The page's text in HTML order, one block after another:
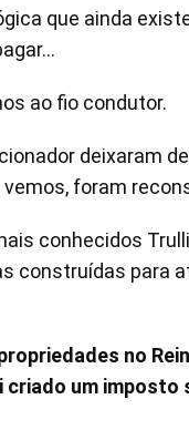
que ainda
ao fio condutor.
deixaram
foram
conhecidos
construídas para
no
um imposto